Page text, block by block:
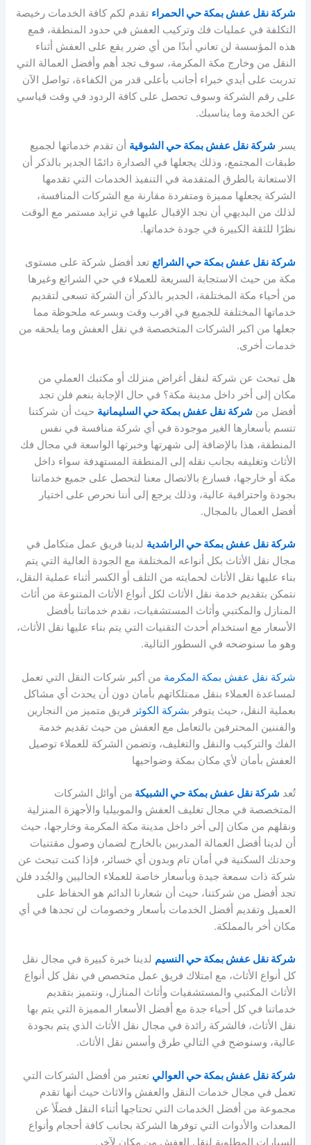
شركة نقل عفش بمكة حي الحمراء تقدم لكم كافة الخدمات رخيصة
التكلفة في عمليات فك وتركيب العفش في حدود المنطقة، فمع
هذه المؤسسة لن تعاني أبدًا من أي ضرر يقع على العفش أثناء
النقل من وخارج مكة المكرمة، سوف تجد أهم وأفضل العمالة التي
تدربت على أيدي خبراء أجانب بأعلى قدر من الكفاءة، تواصل الآن
على رقم الشركة وسوف تحصل على كافة الردود في وقت قياسي
عن الخدمة وما يناسبك.
يسر شركة نقل عفش بمكة حي الشوقية أن تقدم خدماتها لجميع
طبقات المجتمع، وذلك يجعلها في الصدارة دائمًا الجدير بالذكر أن
الاستعانة بالطرق المتقدمة في التنفيذ الخدمات التي تقدمها
الشركة يجعلها مميزة ومتفردة مقارنة مع الشركات المنافسة،
لذلك من البديهي أن نجد الإقبال عليها في تزايد مستمر مع الوقت
نظرًا للثقة الكبيرة في جودة خدماتها.
شركة نقل عفش بمكة حي الشرائع تعد أفضل شركة على مستوى
مكة من حيث الاستجابة السريعة للعملاء في حي الشرائع وغيرها
من أحياء مكة المختلفة، الجدير بالذكر أن الشركة تسعى لتقديم
خدماتها المختلفة للجميع في اقرب وقت وبسرعه ملحوظة مما
جعلها من اكبر الشركات المتخصصة في نقل العفش وما يلحقه من
خدمات أخرى.
هل تبحث عن شركة لنقل أغراض منزلك أو مكتبك العملي من
مكان إلى أخر داخل مدينة مكة؟ في حال الإجابة بنعم فلن تجد
أفضل من شركة نقل عفش بمكة حي السليمانية حيث أن شركتنا
تتسم بأسعارها الغير موجودة في أي شركة منافسة في نفس
المنطقة، هذا بالإضافة إلى شهرتها وخبرتها الواسعة في مجال فك
الأثاث وتغليفه بجانب نقله إلى المنطقة المستهدفة سواء داخل
مكة أو خارجها، فسارع بالاتصال معنا لتحصل على جميع خدماتنا
بجودة واحترافية عالية، وذلك يرجع إلى أننا نحرص على اختيار
أفضل العمال بالمجال.
شركة نقل عفش بمكة حي الراشدية لدينا فريق عمل متكامل في
مجال نقل الأثاث بكل أنواعه المختلفة مع الجودة العالية التي يتم
بناء عليها نقل الأثاث لحمايته من التلف أو الكسر أثناء عملية النقل،
نتمكن بتقديم خدمة نقل الأثاث لكل أنواع الأثاث المتنوعة من أثاث
المنازل والمكتبي وأثاث المستشفيات، نقدم خدماتنا بأفضل
الأسعار مع استخدام أحدث التقنيات التي يتم بناء عليها نقل الأثاث،
وهو ما سنوضحه في السطور التالية.
شركة نقل عفش بمكة المكرمة من أكبر شركات النقل التي تعمل
لمساعدة العملاء بنقل ممتلكاتهم بأمان دون أن يحدث أي مشاكل
بعملية النقل، حيث يتوفر بشركة الكوثر فريق متميز من النجارين
والفننين المحترفين بالتعامل مع العفش من حيث تقديم خدمة
الفك والتركيب والنقل والتغليف، وتضمن الشركة للعملاء توصيل
العفش بأمان لأي مكان بمكة وضواحيها
تُعد شركة نقل عفش بمكة حي الشبيكة من أوائل الشركات
المتخصصة في مجال تغليف العفش والموبيليا والأجهزة المنزلية
ونقلهم من مكان إلى أخر داخل مدينة مكة المكرمة وخارجها، حيث
أن لدينا أفضل العمالة المدربين بالخارج لضمان وصول مقتنيات
وحدتك السكنية في أمان تام وبدون أي خسائر، فإذا كنت تبحث عن
شركة ذات سمعة جيدة وبأسعار خاصة للعملاء الحاليين والجُدد فلن
تجد أفضل من شركتنا، حيث أن شعارنا الدائم هو الحفاظ على
العميل وتقديم أفضل الخدمات بأسعار وخصومات لن تجدها في أي
مكان أخر بالمملكة.
شركة نقل عفش بمكة حي النسيم لدينا خبرة كبيرة في مجال نقل
كل أنواع الأثاث، مع امتلاك فريق عمل متخصص في نقل كل أنواع
الأثاث المكتبي والمستشفيات وأثاث المنازل، ونتميز بتقديم
خدماتنا في كل أحياء جدة مع أفضل الأسعار المميزة التي يتم بها
نقل الأثاث، فالشركة رائدة في مجال نقل الأثاث الذي يتم بجودة
عالية، وسنوضح في التالي طرق وأسس نقل الأثاث.
شركة نقل عفش بمكة حي العوالي تعتبر من أفضل الشركات التي
تعمل في مجال خدمات النقل والعفش والاثاث حيث أنها تقدم
مجموعة من أفضل الخدمات التي تحتاجها أثناء النقل فضلًأ عن
المعدات والأدوات التي توفرها الشركة بجانب كافة أحجام وأنواع
السيارات المطلوبة لنقل العفش من مكان لآخر.